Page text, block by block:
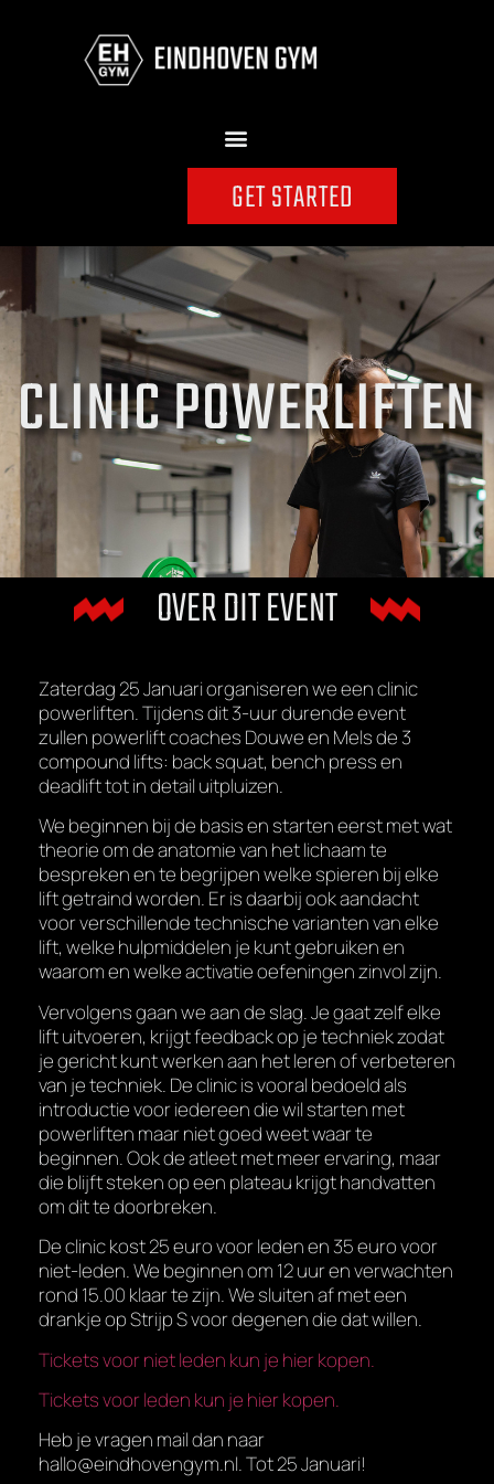
GET STARTED
CLINIC POWERLIFTEN
OVER DIT EVENT
Zaterdag 25 Januari organiseren we een clinic
powerliften. Tijdens dit 3-uur durende event
zullen powerlift coaches Douwe en Mels de 3
compound lifts: back squat, bench press en
deadlift tot in detail uitpluizen.
We beginnen bij de basis en starten eerst met wat
theorie om de anatomie van het lichaam te
bespreken en te begrijpen welke spieren bij elke
lift getraind worden. Er is daarbij ook aandacht
voor verschillende technische varianten van elke
lift, welke hulpmiddelen je kunt gebruiken en
waarom en welke activatie oefeningen zinvol zijn.
Vervolgens gaan we aan de slag. Je gaat zelf elke
lift uitvoeren, krijgt feedback op je techniek zodat
je gericht kunt werken aan het leren of verbeteren
van je techniek. De clinic is vooral bedoeld als
introductie voor iedereen die wil starten met
powerliften maar niet goed weet waar te
beginnen. Ook de atleet met meer ervaring, maar
die blijft steken op een plateau krijgt handvatten
om dit te doorbreken.
De clinic kost 25 euro voor leden en 35 euro voor
niet-leden. We beginnen om 12 uur en verwachten
rond 15.00 klaar te zijn. We sluiten af met een
drankje op Strijp S voor degenen die dat willen.
Tickets voor niet leden kun je hier kopen.
Tickets voor leden kun je hier kopen.
Heb je vragen mail dan naar
hallo@eindhovengym.nl. Tot 25 Januari!